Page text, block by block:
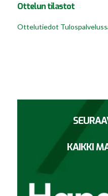
Ottelun tilastot
Ottelutiedot
KAIKKI